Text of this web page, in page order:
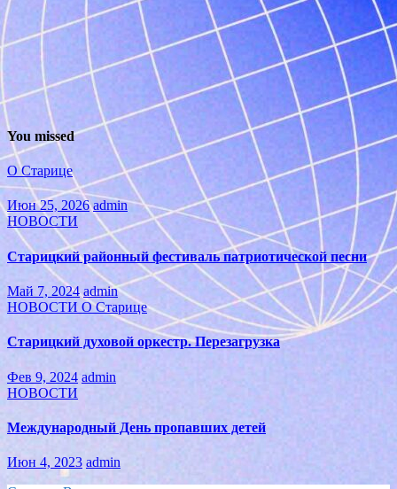
You missed
О Старице
Июн 25, 2026 admin
НОВОСТИ
Старицкий районный фестиваль патриотической песни
Май 7, 2024 admin
НОВОСТИ О Старице
Старицкий духовой оркестр. Перезагрузка
Фев 9, 2024 admin
НОВОСТИ
Международный День пропавших детей
Июн 4, 2023 admin